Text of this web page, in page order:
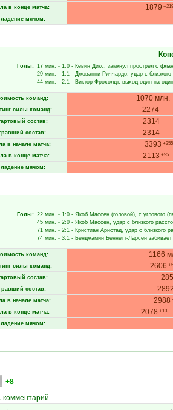
в конце матча: 1879 +219
мячом:
Голы: 17 мин. - 1:0 - Кевин Дикс, замкнул прострел с
29 мин. - 1:1 - Джованни Риччардо, удар с
44 мин. - 2:1 - Виктор Фрохолдт, выход один на один
команд: 1070 млн.
силы команд: 2274
состав: 2314
состав: 2314
в начале матча: 3393 +355
в конце матча: 2113 +95
мячом:
Голы: 22 мин. - 1:0 - Якоб Массен (головой), с углового
45 мин. - 2:0 - Якоб Массен, удар с близкого
71 мин. - 2:1 - Кристиан Арнстад, удар с близкого
74 мин. - 3:1 - Бенджамин Беннетт-Ларсен
команд: 1166
силы команд: 2606
состав:
состав: 2892
в начале матча: 2988
в конце матча: 2078 +13
мячом:
+8
комментарий